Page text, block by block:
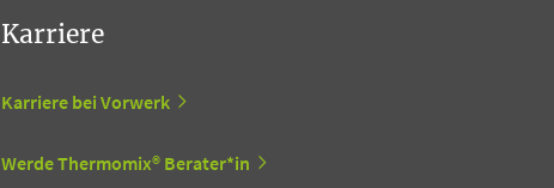
Karriere
Karriere bei Vorwerk
Werde Thermomix® Berater*in